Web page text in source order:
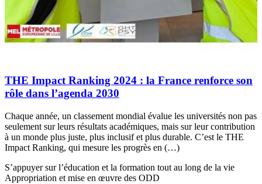
THE Impact Ranking 2024 : la France renforce son
rôle dans l’agenda 2030
Chaque année, un classement mondial évalue les universités non pas
seulement sur leurs résultats académiques, mais sur leur contribution
à un monde plus juste, plus inclusif et plus durable. C’est le THE
Impact Ranking, qui mesure les progrès en (…)
S’appuyer sur l’éducation et la formation tout au long de la vie
Appropriation et mise en œuvre des ODD